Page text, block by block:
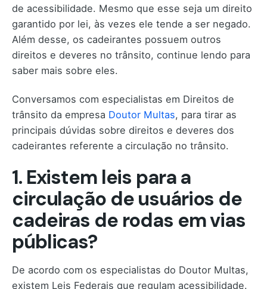
de acessibilidade. Mesmo que esse seja um direito
garantido por lei, às vezes ele tende a ser negado.
Além desse, os cadeirantes possuem outros
direitos e deveres no trânsito, continue lendo para
saber mais sobre eles.
Conversamos com especialistas em Direitos de
trânsito da empresa Doutor Multas, para tirar as
principais dúvidas sobre direitos e deveres dos
cadeirantes referente a circulação no trânsito.
1. Existem leis para a
circulação de usuários de
cadeiras de rodas em vias
públicas?
De acordo com os especialistas do Doutor Multas,
existem Leis Federais que regulam acessibilidade.